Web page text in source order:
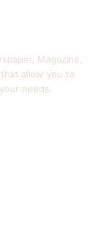
Magazine,
allow you to
needs.